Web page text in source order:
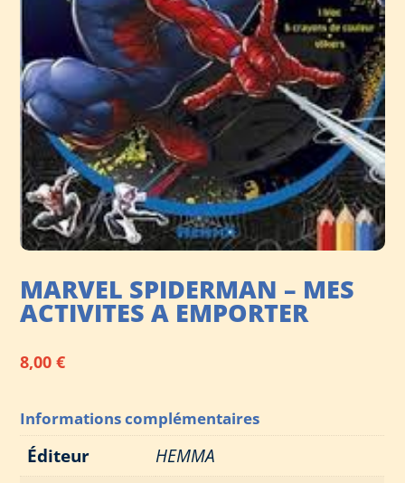
MARVEL SPIDERMAN – MES
ACTIVITES A EMPORTER
8,00€
Informations complémentaires
Éditeur
HEMMA